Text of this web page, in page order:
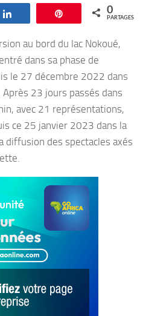
Épingle 0
PARTAGES
au bord du lac Nokoué,
dans sa phase de
le 27 décembre 2022 dans
23 jours passés dans
avec 21 représentations,
ce 25 janvier 2023 dans la
diffusion des spectacles axés